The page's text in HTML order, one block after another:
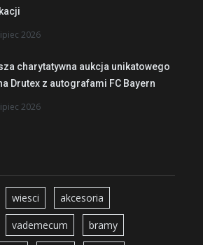
2026
charytatywna aukcja unikatowego
Drutex z autografami FC Bayern
2026
wiesci akcesoria
vademecum bramy